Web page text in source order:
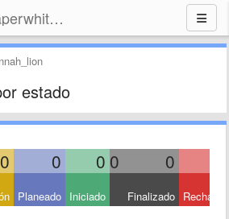
Kindle, Kindle Paperwhite, Kindle Voyage
estado
0 0 0 0 0
Planeado Iniciado Finalizado